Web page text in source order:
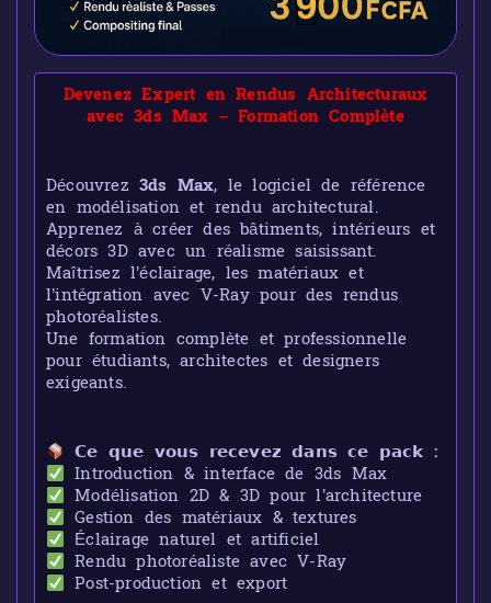
Devenez Expert en Rendus Architecturaux
avec 3ds Max – Formation Complète
Découvrez 3ds Max, le logiciel de référence
en modélisation et rendu architectural.
Apprenez à créer des bâtiments, intérieurs et
décors 3D avec un réalisme saisissant.
Maîtrisez l’éclairage, les matériaux et
l’intégration avec V-Ray pour des rendus
photoréalistes.
Une formation complète et professionnelle
pour étudiants, architectes et designers
exigeants.
𝗖𝗲 𝗾𝘂𝗲 𝘃𝗼𝘂𝘀 𝗿𝗲𝗰𝗲𝘃𝗲𝘇 𝗱𝗮𝗻𝘀 𝗰𝗲 𝗽𝗮𝗰𝗸 :
Introduction & interface de 3ds Max
Modélisation 2D & 3D pour l’architecture
Gestion des matériaux & textures
Éclairage naturel et artificiel
Rendu photoréaliste avec V-Ray
Post-production et export